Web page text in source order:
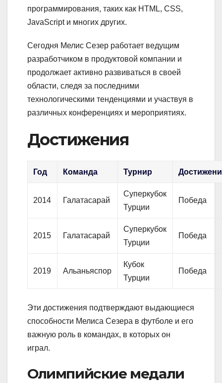
программирования, таких как HTML, CSS,
JavaScript и многих других.
Сегодня Мелис Сезер работает ведущим
разработчиком в продуктовой компании и
продолжает активно развиваться в своей
области, следя за последними
технологическими тенденциями и участвуя в
различных конференциях и мероприятиях.
Достижения
Год Команда Турнир
2014 Галатасарай
Суперкубок
Турции
Победа
2015 Галатасарай
Суперкубок
Турции
Победа
2019 Альаньяспор
Кубок
Турции
Победа
Эти достижения подтверждают выдающиеся
способности Мелиса Сезера в футболе и его
важную роль в командах, в которых он
играл.
Олимпийские медали